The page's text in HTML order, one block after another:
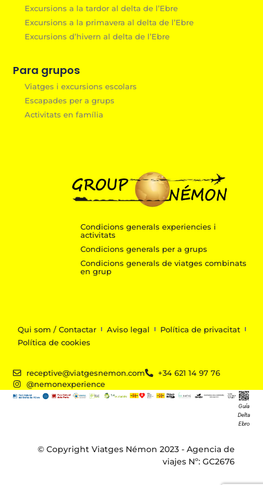
Excursions a la tardor al delta de l’Ebre
Excursions a la primavera al delta de l’Ebre
Excursions d’hivern al delta de l’Ebre
Para grupos
Viatges i excursions escolars
Escapades per a grups
Activitats en família
Condicions generals experiencies i
activitats
Condicions generals per a grups
Condicions generals de viatges combinats
en grup
Qui som / Contactar Aviso legal
Política de privacitat
Política de cookies
receptive@viatgesnemon.com
+34 621 14 97 76
@nemonexperience
Guía
Delta
Ebro
© Copyright Viatges Némon 2023 - Agencia de
viajes Nº: GC2676